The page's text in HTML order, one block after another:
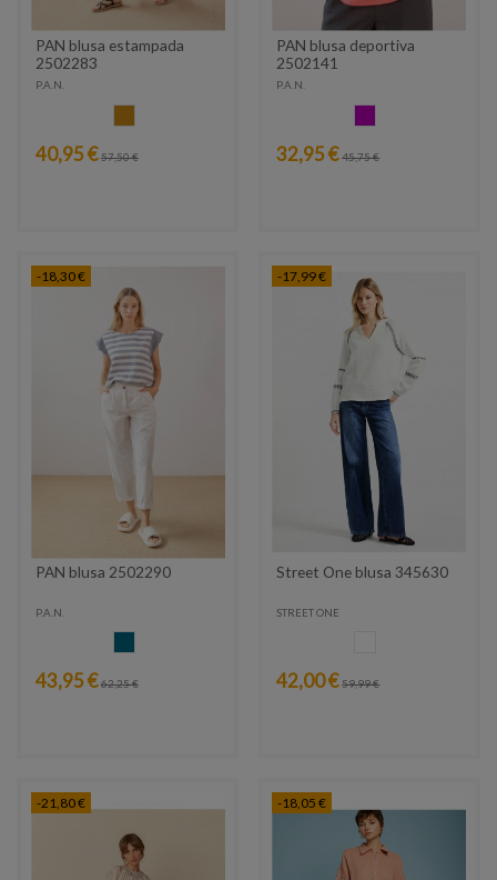
PAN blusa estampada
2502283
P.A.N.
40,95 €57,50 €
PAN blusa deportiva
2502141
P.A.N.
32,95 € 45,75 €
-18,30 €
PAN blusa 2502290
P.A.N.
43,95 €62,25 €
-17,99 €
Street One blusa 345630
STREET ONE
42,00 € 59,99 €
-21,80 € -18,05 €